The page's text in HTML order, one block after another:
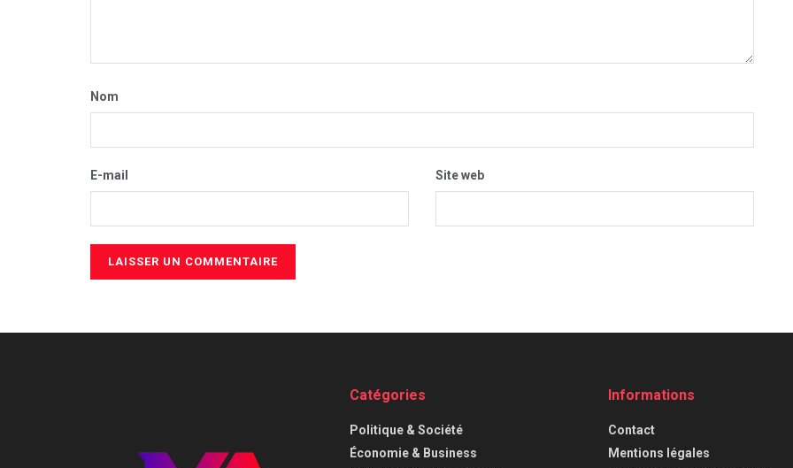
Nom
E-mail Site web
Catégories
⁠Politique & Société
Économie & Business
Informations
Contact
Mentions légales